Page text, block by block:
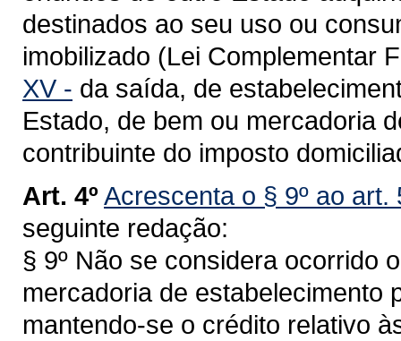
destinados ao seu uso ou
imobilizado (Lei Complementar
XV - da saída, de
Estado, de bem ou mercadoria
contribuinte do imposto
Art. 4º Acrescenta o § 9º ao art.
seguinte redação:
§ 9º Não se considera ocorrido
mercadoria de estabelecimento
mantendo-se o crédito relativo